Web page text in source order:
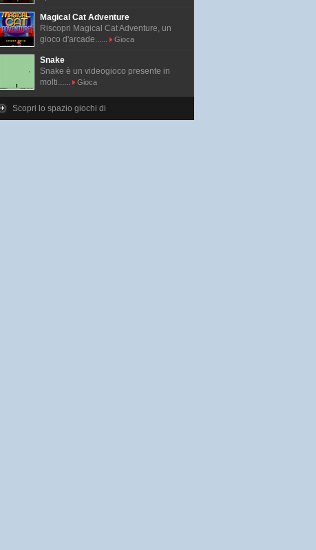
Magical Cat Adventure
Riscopri Magical Cat Adventure, un
gioco d'arcade......
Gioca
Snake
Snake è un videogioco presente in
molti......
Gioca
Scopri lo spazio giochi di